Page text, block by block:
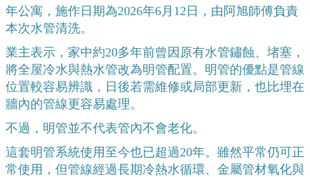
年公寓，施作日期為2026年6月12日，由阿旭師傅負責
本次水管清洗。
業主表示，家中約20多年前曾因原有水管鏽蝕、堵塞，
將全屋冷水與熱水管改為明管配置。明管的優點是管線
位置較容易辨識，日後若需維修或局部更新，也比埋在
牆內的管線更容易處理。
不過，明管並不代表管內不會老化。
這套明管系統使用至今也已超過20年。雖然平常仍可正
常使用，但管線經過長期冷熱水循環、金屬管材氧化與